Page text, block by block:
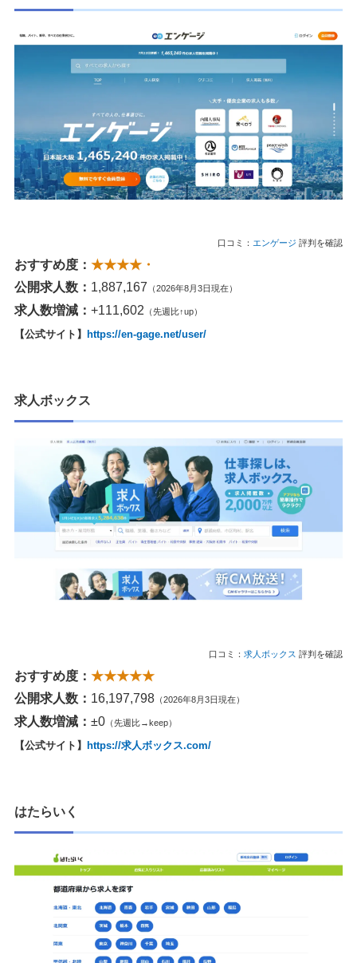
口コミ： エンゲージ 評判を確認
おすすめ度： ★★★★・
公開求人数： 1,887,167 （2026年8月3日現在）
求人数増減： +111,602 （先週比↑up）
【公式サイト】 https://en-gage.net/user/
求人ボックス
口コミ： 求人ボックス 評判を確認
おすすめ度： ★★★★★
公開求人数： 16,197,798 （2026年8月3日現在）
求人数増減： ±0 （先週比→keep）
【公式サイト】 https://求人ボックス.com/
はたらいく